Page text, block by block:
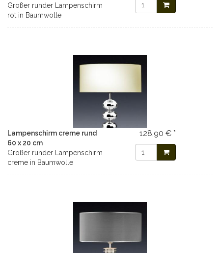
Großer runder Lampenschirm
rot in Baumwolle
Lampenschirm creme rund
60 x 20 cm
Großer runder Lampenschirm
creme in Baumwolle
128,90 € *